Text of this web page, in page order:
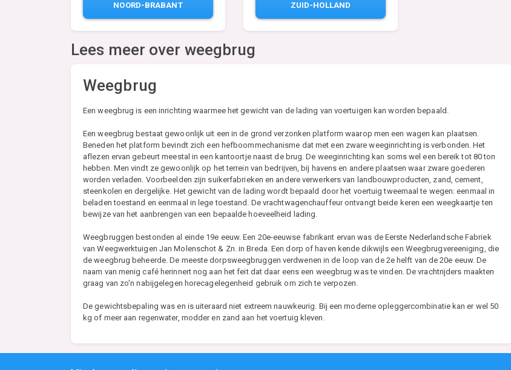
NOORD-BRABANT
ZUID-HOLLAND
Lees meer over weegbrug
Weegbrug
Een weegbrug is een inrichting waarmee het gewicht van de lading van voertuigen kan worden bepaald.
Een weegbrug bestaat gewoonlijk uit een in de grond verzonken platform waarop men een wagen kan plaatsen.
Beneden het platform bevindt zich een hefboommechanisme dat met een zware weeginrichting is verbonden. Het
aflezen ervan gebeurt meestal in een kantoortje naast de brug. De weeginrichting kan soms wel een bereik tot 80 ton
hebben. Men vindt ze gewoonlijk op het terrein van bedrijven, bij havens en andere plaatsen waar zware goederen
worden verladen. Voorbeelden zijn suikerfabrieken en andere verwerkers van landbouwproducten, zand, cement,
steenkolen en dergelijke. Het gewicht van de lading wordt bepaald door het voertuig tweemaal te wegen: eenmaal in
beladen toestand en eenmaal in lege toestand. De vrachtwagenchauffeur ontvangt beide keren een weegkaartje ten
bewijze van het aanbrengen van een bepaalde hoeveelheid lading.
Weegbruggen bestonden al einde 19e eeuw. Een 20e-eeuwse fabrikant ervan was de Eerste Nederlandsche Fabriek
van Weegwerktuigen Jan Molenschot & Zn. in Breda. Een dorp of haven kende dikwijls een Weegbrugvereeniging, die
de weegbrug beheerde. De meeste dorpsweegbruggen verdwenen in de loop van de 2e helft van de 20e eeuw. De
naam van menig café herinnert nog aan het feit dat daar eens een weegbrug was te vinden. De vrachtrijders maakten
graag van zo'n nabijgelegen horecagelegenheid gebruik om zich te verpozen.
De gewichtsbepaling was en is uiteraard niet extreem nauwkeurig. Bij een moderne opleggercombinatie kan er wel 50
kg of meer aan regenwater, modder en zand aan het voertuig kleven.